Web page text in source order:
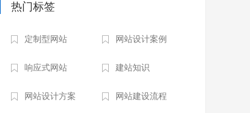
热门标签
定制型网站 网站设计案例
响应式网站 建站知识
网站设计方案 网站建设流程